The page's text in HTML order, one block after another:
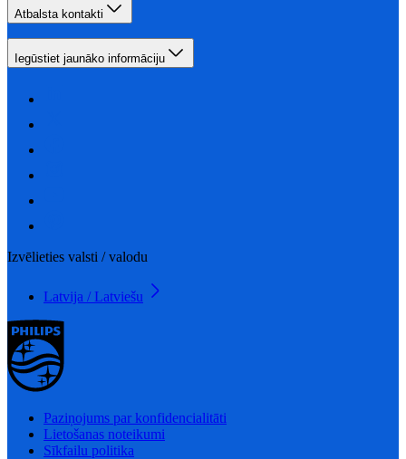
Atbalsta kontakti
Iegūstiet jaunāko informāciju
Izvēlieties valsti / valodu
Latvija / Latviešu
Paziņojums par konfidencialitāti
Lietošanas noteikumi
Sīkfailu politika